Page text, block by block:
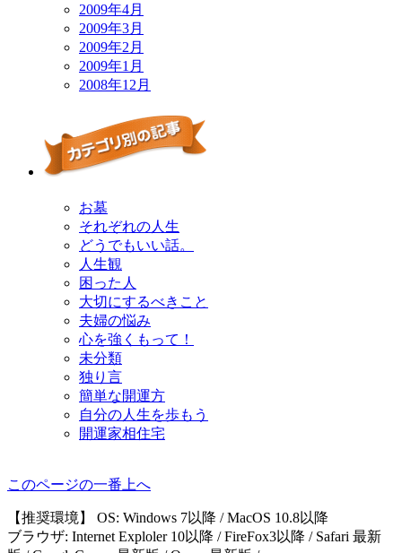
2009年4月
2009年3月
2009年2月
2009年1月
2008年12月
お墓
それぞれの人生
どうでもいい話。
人生観
困った人
大切にするべきこと
夫婦の悩み
心を強くもって！
未分類
独り言
簡単な開運方
自分の人生を歩もう
開運家相住宅
このページの一番上へ
【推奨環境】 OS: Windows 7以降 / MacOS 10.8以降
ブラウザ: Internet Exploler 10以降 / FireFox3以降 / Safari 最新